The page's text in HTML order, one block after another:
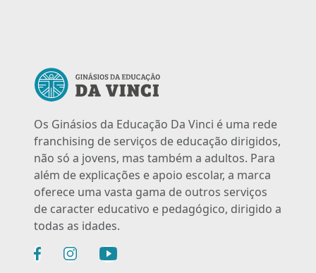
Os Ginásios da Educação Da Vinci é uma rede
franchising de serviços de educação dirigidos,
não só a jovens, mas também a adultos. Para
além de explicações e apoio escolar, a marca
oferece uma vasta gama de outros serviços
de caracter educativo e pedagógico, dirigido a
todas as idades.